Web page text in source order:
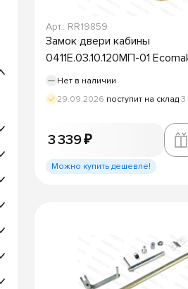
Арт.: RR19859
Замок двери кабины
0411Е.03.10.120МП-01
Нет в наличии
29.09.2026 поступит на склад 3
3 339 ₽
Можно купить дешевле!